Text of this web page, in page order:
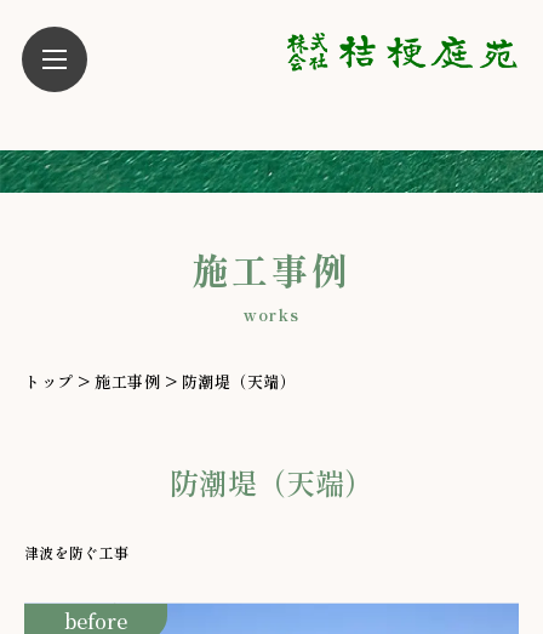
施工事例
works
トップ >施工事例 > 防潮堤（天端）
防潮堤（天端）
津波を防ぐ工事